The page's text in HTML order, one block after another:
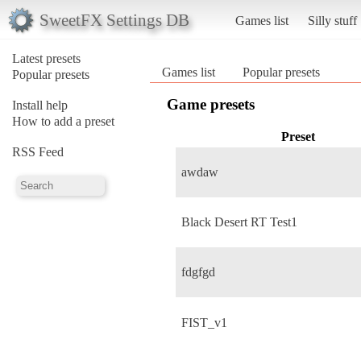
SweetFX Settings DB Games list Silly stuff
Latest presets
Popular presets
Install help
How to add a preset
RSS Feed
Games list Popular presets
Game presets
Preset
awdaw
Black Desert RT Test1
fdgfgd
FIST_v1